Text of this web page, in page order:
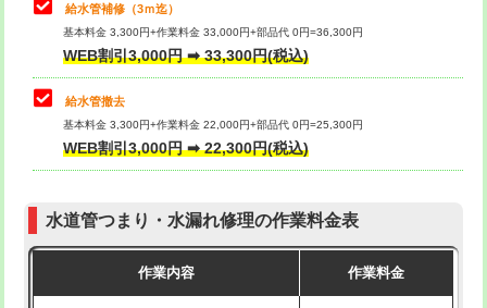
マス交換（土の掘削・埋め戻し作業）
マス交換（深さ50㎝未満）
マス交換（深さ50㎝以上）
コンクリート斫り（厚さ10㎝まで）
モルタル補修（厚さ10㎝超え） 38,500円
止水・漏水調査・防水処理・清掃・修
理・調整・分解・加工など（重作業）
33,000円
その他部品の脱着
交換・取付（タンク）
式）)
式・ワンホール）)
給水管補修（3ｍ迄）
基本料金 3,300円+作業料金 33,000円+部品代 0円=36,300円
WEB割引3,000円 ➡ 33,300円(税込)
給水管撤去
基本料金 3,300円+作業料金 22,000円+部品代 0円=25,300円
WEB割引3,000円 ➡ 22,300円(税込)
水道管つまり・水漏れ修理の作業料金表
作業内容 作業料金